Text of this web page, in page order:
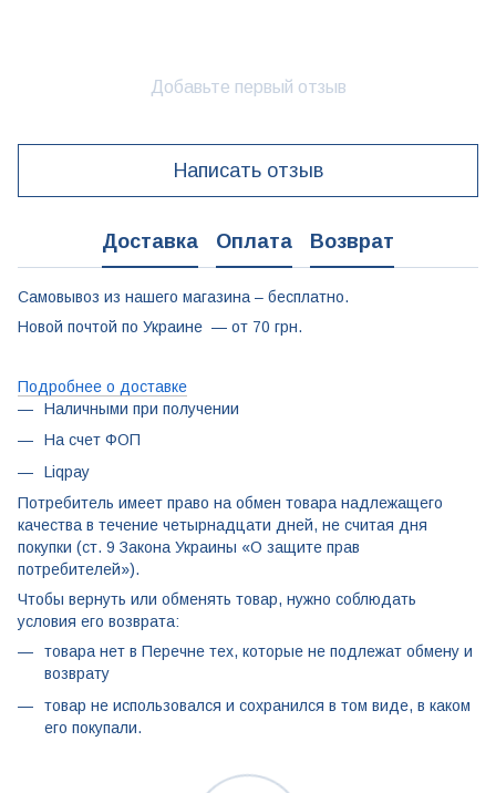
Добавьте первый отзыв
Написать отзыв
Доставка Оплата Возврат
Самовывоз из нашего магазина – бесплатно.
Новой почтой по Украине — от 70 грн.
Подробнее о доставке
Наличными при получении
На счет ФОП
Liqpay
Потребитель имеет право на обмен товара надлежащего
качества в течение четырнадцати дней, не считая дня
покупки (ст. 9 Закона Украины «О защите прав
потребителей»).
Чтобы вернуть или обменять товар, нужно соблюдать
условия его возврата:
товара нет в Перечне тех, которые не подлежат обмену и
возврату
товар не использовался и сохранился в том виде, в каком
его покупали.